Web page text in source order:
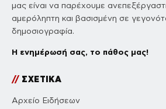
μας είναι να παρέχουμε
αμερόληπτη και βασισμένη σε
δημοσιογραφία.
Η ενημέρωσή σας, το πάθος μας!
//ΣΧΕΤΙΚΑ
Αρχείο Ειδήσεων